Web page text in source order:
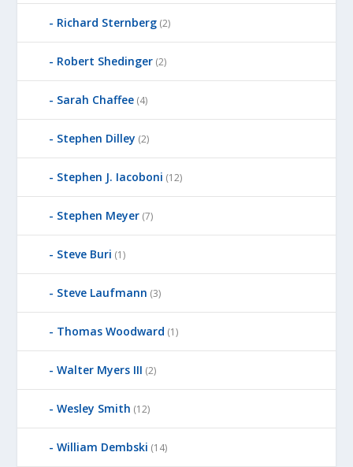
Richard Sternberg (2)
Robert Shedinger (2)
Sarah Chaffee (4)
Stephen Dilley (2)
Stephen J. Iacoboni (12)
Stephen Meyer (7)
Steve Buri (1)
Steve Laufmann (3)
Thomas Woodward (1)
Walter Myers III (2)
Wesley Smith (12)
William Dembski (14)